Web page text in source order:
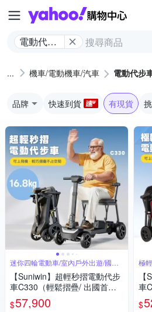
電動代步
椅 機車/電動機車/汽車 電動代步
品牌 快速到貨 有現貨
迷你四輪電動車/室內戶外出遊/國內
外旅行
【Suniwin】超輕秒摺電動代步
車C330（輕鬆摺疊/ 出國首選/
老人長輩/ 室內戶外出遊）
$57,900
極
車
$